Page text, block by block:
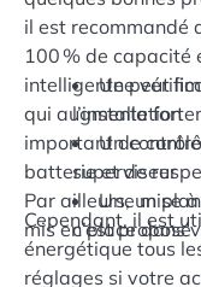
il est recommandé
100 % de capacité
intelligente peut
qui augmente
important de
batterie et de
Par ailleurs, un
mis en place dans
Une
l’installation
Un
superviseur
Une mise
c’est proposé
Cependant, il est
énergétique tous
réglages si votre